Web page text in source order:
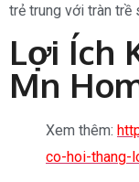
trẻ trung với tràn trề
Lợi Ích
Mn
Xem thêm:
co-hoi-thang-